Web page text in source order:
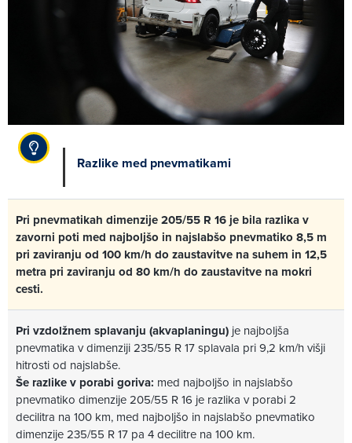
Razlike med pnevmatikami
Pri pnevmatikah dimenzije 205/55 R 16 je bila razlika v
zavorni poti med najboljšo in najslabšo pnevmatiko 8,5 m
pri zaviranju od 100 km/h do zaustavitve na suhem in 12,5
metra pri zaviranju od 80 km/h do zaustavitve na mokri
cesti.
Pri vzdolžnem splavanju (akvaplaningu) je najboljša
pnevmatika v dimenziji 235/55 R 17 splavala pri 9,2 km/h višji
hitrosti od najslabše.
Še razlike v porabi goriva: med najboljšo in najslabšo
pnevmatiko dimenzije 205/55 R 16 je razlika v porabi 2
decilitra na 100 km, med najboljšo in najslabšo pnevmatiko
dimenzije 235/55 R 17 pa 4 decilitre na 100 km.